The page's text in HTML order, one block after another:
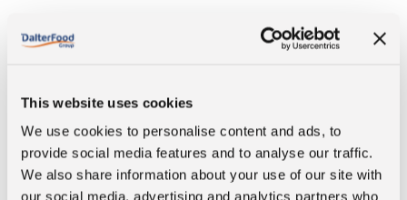
This website uses cookies
We use cookies to personalise content and ads, to
provide social media features and to analyse our traffic.
We also share information about your use of our site with
our social media, advertising and analytics partners who
Ohne